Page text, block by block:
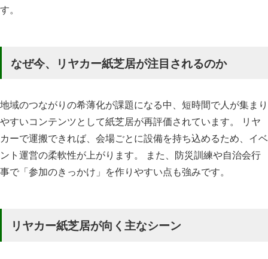
す。
なぜ今、リヤカー紙芝居が注目されるのか
地域のつながりの希薄化が課題になる中、短時間で人が集まり
やすいコンテンツとして紙芝居が再評価されています。 リヤ
カーで運搬できれば、会場ごとに設備を持ち込めるため、イベ
ント運営の柔軟性が上がります。 また、防災訓練や自治会行
事で「参加のきっかけ」を作りやすい点も強みです。
リヤカー紙芝居が向く主なシーン